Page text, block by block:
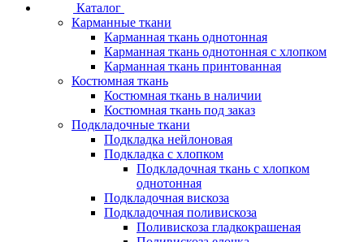
Каталог
Карманные ткани
Карманная ткань однотонная
Карманная ткань однотонная с хлопком
Карманная ткань принтованная
Костюмная ткань
Костюмная ткань в наличии
Костюмная ткань под заказ
Подкладочные ткани
Подкладка нейлоновая
Подкладка с хлопком
Подкладочная ткань с хлопком
однотонная
Подкладочная вискоза
Подкладочная поливискоза
Поливискоза гладкокрашеная